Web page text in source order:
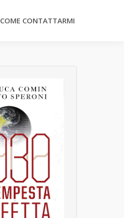
COME CONTATTARMI